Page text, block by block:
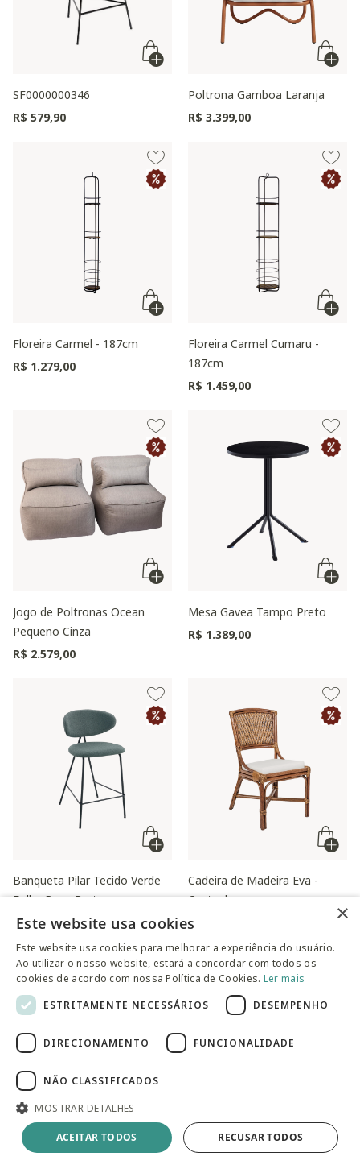
SF0000000346
R$ 579,90
Poltrona Gamboa Laranja
R$ 3.399,00
Floreira Carmel - 187cm
R$ 1.279,00
Floreira Carmel Cumaru -
187cm
R$ 1.459,00
Jogo de Poltronas Ocean
Pequeno Cinza
R$ 2.579,00
Mesa Gavea Tampo Preto
R$ 1.389,00
Banqueta Pilar Tecido Verde
Folha Base Preta
R$ 1.139,00
Cadeira de Madeira Eva -
Castanho
R$ 1.639,00
Cadeira de Praia Fixa
Mesa Bistrô Candeeiro
×
Este website usa cookies
Este website usa cookies para melhorar a experiência do usuário.
Ao utilizar o nosso website, estará a concordar com todos os
cookies de acordo com nossa Política de Cookies. Ler mais
ESTRITAMENTE NECESSÁRIOS
DESEMPENHO
DIRECIONAMENTO FUNCIONALIDADE
NÃO CLASSIFICADOS
MOSTRAR DETALHES
ACEITAR TODOS RECUSAR TODOS